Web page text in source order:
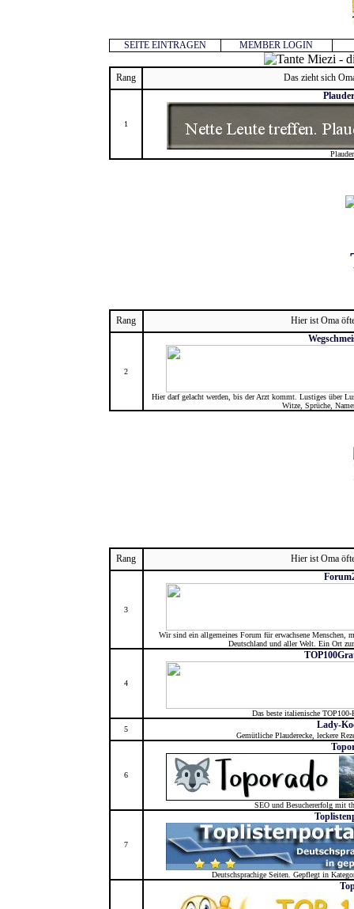
SEITE EINTRAGEN MEMBER LOGIN
Rang Das zieht sich
1
Rang Hier ist Oma
2
Hier darf gelacht werden, bis der Arzt kommt. Lustiges über
Witze, Sprüche,
Rang Hier ist Oma
3
Wir sind ein allgemeines Forum für erwachsene
Deutschland und aller Welt. Ein Ort
4
Das beste italienische
5
Lady-
Gemütliche Plauderecke, leckere
6
SEO und Besuchererfolg mit
7
Deutschsprachige Seiten. Gepflegt in